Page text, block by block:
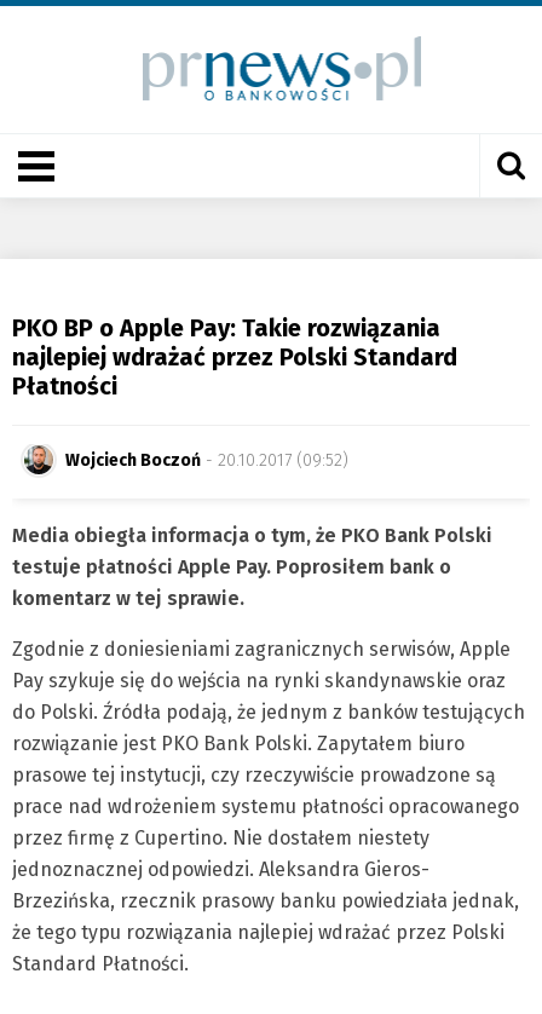
PKO BP o Apple Pay: Takie rozwiązania
najlepiej wdrażać przez Polski Standard
Płatności
Wojciech Boczoń - 20.10.2017 (09:52)
Media obiegła informacja o tym, że PKO Bank Polski
testuje płatności Apple Pay. Poprosiłem bank o
komentarz w tej sprawie.
Zgodnie z doniesieniami zagranicznych serwisów, Apple
Pay szykuje się do wejścia na rynki skandynawskie oraz
do Polski. Źródła podają, że jednym z banków testujących
rozwiązanie jest PKO Bank Polski. Zapytałem biuro
prasowe tej instytucji, czy rzeczywiście prowadzone są
prace nad wdrożeniem systemu płatności opracowanego
przez firmę z Cupertino. Nie dostałem niestety
jednoznacznej odpowiedzi. Aleksandra Gieros-
Brzezińska, rzecznik prasowy banku powiedziała jednak,
że tego typu rozwiązania najlepiej wdrażać przez Polski
Standard Płatności.